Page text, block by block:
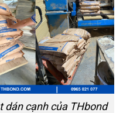
dán cạnh của THbond